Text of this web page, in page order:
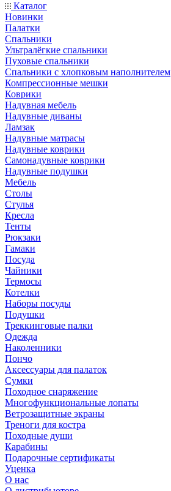
Каталог
Новинки
Палатки
Спальники
Ультралёгкие спальники
Пуховые спальники
Спальники с хлопковым наполнителем
Компрессионные мешки
Коврики
Надувная мебель
Надувные диваны
Ламзак
Надувные матрасы
Надувные коврики
Самонадувные коврики
Надувные подушки
Мебель
Столы
Стулья
Кресла
Тенты
Рюкзаки
Гамаки
Посуда
Чайники
Термосы
Котелки
Наборы посуды
Подушки
Треккинговые палки
Одежда
Наколенники
Пончо
Аксессуары для палаток
Сумки
Походное снаряжение
Многофункциональные лопаты
Ветрозащитные экраны
Треноги для костра
Походные души
Карабины
Подарочные сертификаты
Уценка
О нас